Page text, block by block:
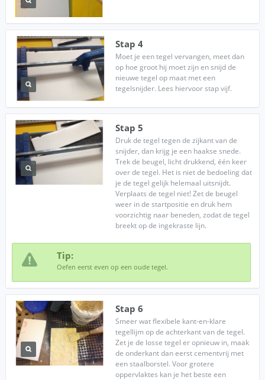
Stap 4
Moet je een tegel vervangen, meet dan
op hoe groot hij moet zijn en snijd de
nieuwe tegel op maat met een
tegelsnijder. Lees hiervoor stap vijf.
Stap 5
Druk de tegel tegen de zijkant van de
snijder, dan krijg je een haakse snede.
Trek de beugel, licht drukkend, één keer
over de tegel. Het is niet de bedoeling dat
je de tegel gelijk helemaal uitsnijdt.
Verplaats de tegel niet! Zet de beugel
weer in de startpositie en druk hem
voorzichtig naar beneden, zodat de tegel
breekt op de ingekraste lijn.
Tip:
Oefen eerst even op een oude tegel.
Stap 6
Smeer wat flexibele kant-en-klare
tegellijm op de achterkant van de tegel.
Zet je de losse tegel er opnieuw in, maak
de onderkant dan eerst cementvrij met
een staalborstel. Voor grotere
oppervlaktes kan je het beste een